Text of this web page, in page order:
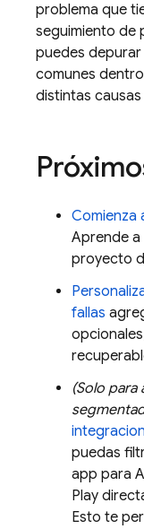
problema que
seguimiento de
puedes depurar
comunes
distintas causas
Comienza
Aprende
proyecto
fallas
(Solo
puedas
app para
Play
Esto te